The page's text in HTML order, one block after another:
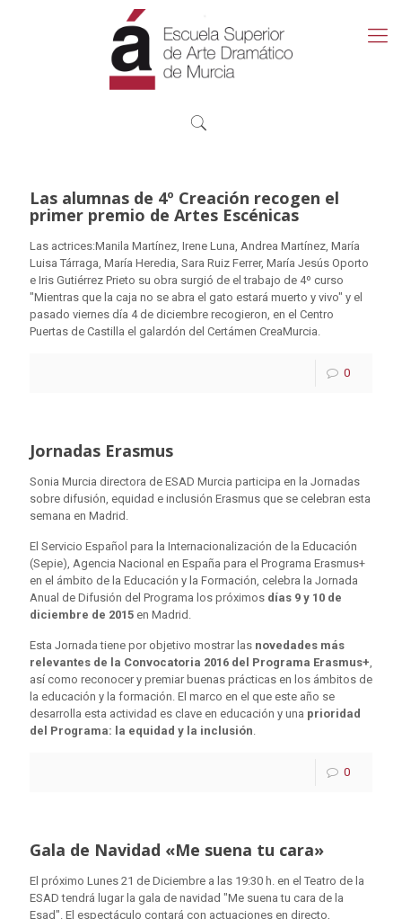
Las alumnas de 4º Creación recogen el
primer premio de Artes Escénicas
Las actrices:Manila Martínez, Irene Luna, Andrea Martínez, María
Luisa Tárraga, María Heredia, Sara Ruiz Ferrer, María Jesús Oporto
e Iris Gutiérrez Prieto su obra surgió de el trabajo de 4º curso
"Mientras que la caja no se abra el gato estará muerto y vivo" y el
pasado viernes día 4 de diciembre recogieron, en el Centro
Puertas de Castilla el galardón del Certámen CreaMurcia.
0
Jornadas Erasmus
Sonia Murcia directora de ESAD Murcia participa en la Jornadas
sobre difusión, equidad e inclusión Erasmus que se celebran esta
semana en Madrid.
El Servicio Español para la Internacionalización de la Educación
(Sepie), Agencia Nacional en España para el Programa Erasmus+
en el ámbito de la Educación y la Formación, celebra la Jornada
Anual de Difusión del Programa los próximos días 9 y 10 de
diciembre de 2015 en Madrid.
Esta Jornada tiene por objetivo mostrar las novedades más
relevantes de la Convocatoria 2016 del Programa Erasmus+,
así como reconocer y premiar buenas prácticas en los ámbitos de
la educación y la formación. El marco en el que este año se
desarrolla esta actividad es clave en educación y una prioridad
del Programa: la equidad y la inclusión.
0
Gala de Navidad «Me suena tu cara»
El próximo Lunes 21 de Diciembre a las 19:30 h. en el Teatro de la
ESAD tendrá lugar la gala de navidad "Me suena tu cara de la
Esad". El espectáculo contará con actuaciones en directo,